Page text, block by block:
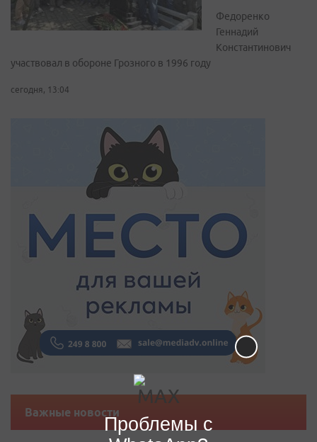
Федоренко
Геннадий
Константинович
участвовал в обороне Грозного в 1996 году
сегодня, 13:04
Важные новости
Проблемы с